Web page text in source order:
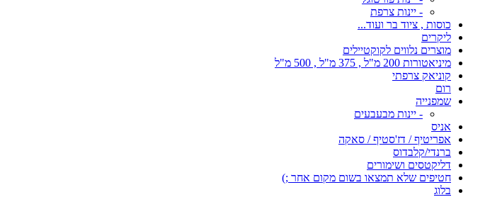
- יינות צרפת
כוסות , ציוד בר ועוד...
ליקרים
מוצרים נלווים לקוקטיילים
מיניאטורות 200 מ"ל , 375 מ"ל , 500 מ"ל
קוניאק צרפתי
רום
שמפנייה
- יינות מבעבעים
אניס
אפריטיף / דז'סטיף / סאקה
ברנדי/קלבדוס
דליקטסים ושימורים
חטיפים שלא תמצאו בשום מקום אחר ;)
בלוג